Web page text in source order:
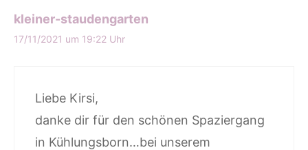
kleiner-staudengarten
17/11/2021 um 19:22 Uhr
Liebe Kirsi,
danke dir für den schönen Spaziergang
in Kühlungsborn…bei unserem